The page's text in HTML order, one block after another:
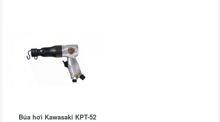
Búa hơi Kawasaki KPT-52